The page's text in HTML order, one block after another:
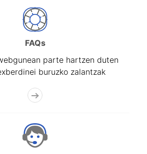
FAQs
parte hartzen duten
buruzko zalantzak